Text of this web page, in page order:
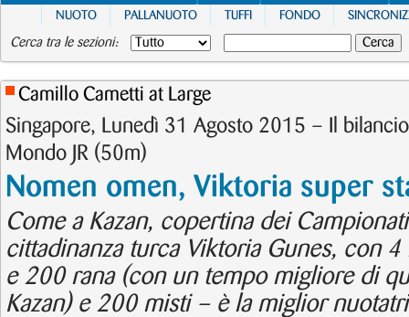
NUOTO PALLANUOTO TUFFI FONDO
Cerca tra le sezioni:
Camillo Cametti at Large
Singapore, Lunedì 31 Agosto 2015 – Il
Mondo JR (50m)
Nomen omen, Viktoria super
Come a Kazan, copertina dei
cittadinanza turca Viktoria Gunes, con
e 200 rana (con un tempo migliore di
Kazan) e 200 misti – è la miglior